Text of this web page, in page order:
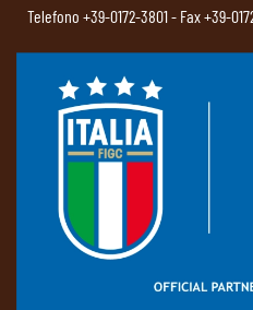
Telefono +39-0172-3801- Fax +39-